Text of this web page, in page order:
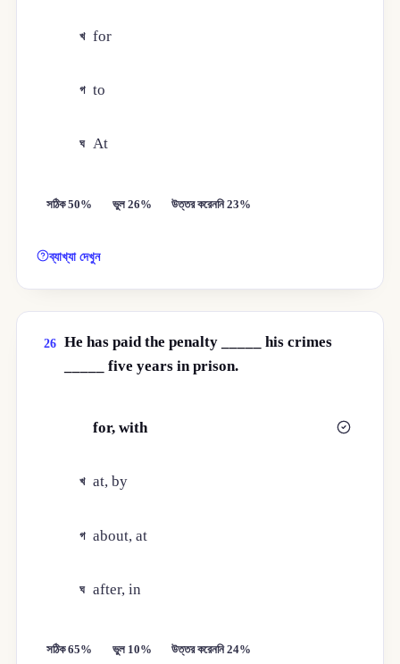
খ for
গ to
ঘ At
সঠিক 50% ভুল 26% উত্তর করেননি 23%
ব্যাখ্যা দেখুন
26 He has paid the penalty _____ his crimes
_____ five years in prison.
for, with
খ at, by
গ about, at
ঘ after, in
সঠিক 65% ভুল 10% উত্তর করেননি 24%